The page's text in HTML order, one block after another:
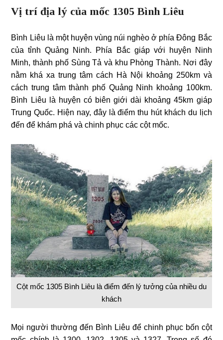
Vị trí địa lý của mốc 1305 Bình Liêu
Bình Liêu là một huyện vùng núi nghèo ở phía Đông Bắc
của tỉnh Quảng Ninh. Phía Bắc giáp với huyện Ninh
Minh, thành phố Sùng Tả và khu Phòng Thành. Nơi đây
nằm khá xa trung tâm cách Hà Nội khoảng 250km và
cách trung tâm thành phố Quảng Ninh khoảng 100km.
Bình Liêu là huyện có biên giới dài khoảng 45km giáp
Trung Quốc. Hiện nay, đây là điểm thu hút khách du lịch
đến để khám phá và chinh phục các cột mốc.
Cột mốc 1305 Bình Liêu là điểm đến lý tưởng của nhiều du
khách
Mọi người thường đến Bình Liêu để chinh phục bốn cột